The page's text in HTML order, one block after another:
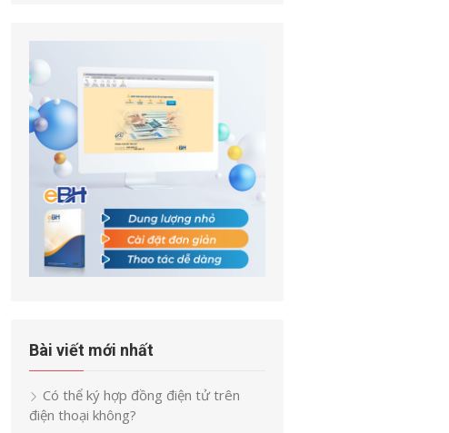
Bài viết mới nhất
Có thể ký hợp đồng điện tử trên
điện thoại không?